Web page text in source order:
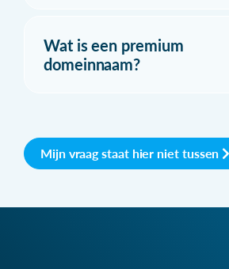
Wat is een premium
domeinnaam?
Mijn vraag staat hier niet tussen